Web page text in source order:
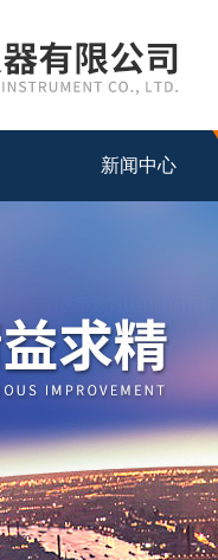
新闻中心